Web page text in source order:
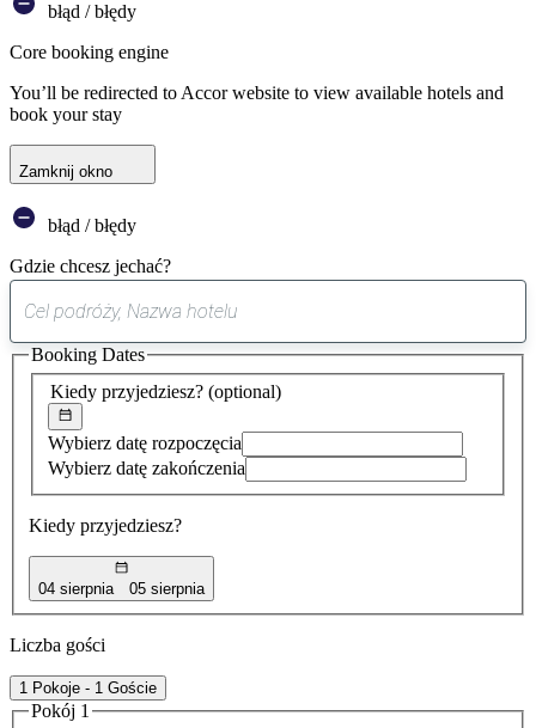
błąd / błędy
Core booking engine
You’ll be redirected to Accor website to view available hotels and
book your stay
Zamknij okno
błąd / błędy
Gdzie chcesz jechać?
sugestia
została
znaleziona
Kiedy przyjedziesz? (optional)
Wybierz datę rozpoczęcia
Wybierz datę zakończenia
Kiedy przyjedziesz?
04 sierpnia 05 sierpnia
Booking Dates
Liczba gości
1 Pokoje - 1 Goście
Pokój 1